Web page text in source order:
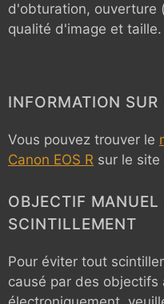
d'obturation, ouverture
qualité d'image et taille.
INFORMATION
Vous pouvez trouver le
Canon EOS R sur le site
OBJECTIF MANUEL
SCINTILLEMENT
Pour éviter tout
causé par des objectifs